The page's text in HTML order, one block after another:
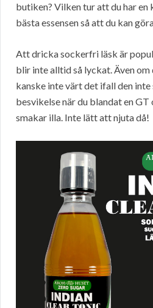
butiken? Vilken tur att du har en
bästa essensen så att du kan
Att dricka sockerfri läsk är
blir inte alltid så lyckat. Även
kanske inte värt det ifall den
besvikelse när du blandat en
smakar illa. Inte lätt att njuta då!